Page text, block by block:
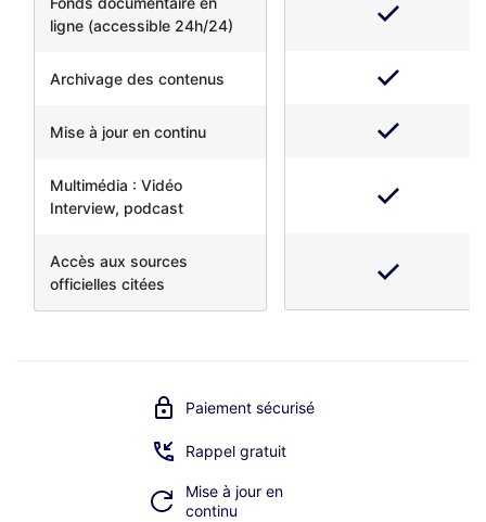
ligne (accessible 24h/24)
Archivage des contenus
Mise à jour en continu
Multimédia : Vidéo
Interview, podcast
Accès aux sources
officielles citées
Paiement sécurisé
Rappel gratuit
Mise à jour en
continu